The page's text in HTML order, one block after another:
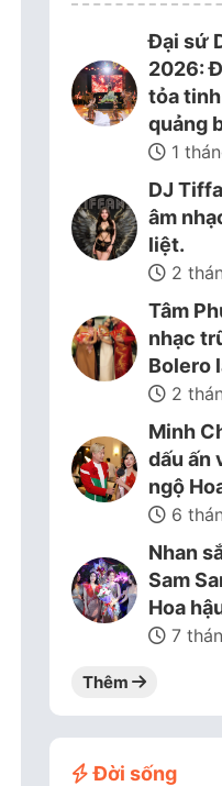
Đại sứ
2026:
tỏa
quảng
1
DJ
âm
liệt.
2
Tâm
nhạc
Bolero
2
Minh
dấu ấn
ngộ
6
Nhan
Sam
Hoa
7
Thêm
Đời sống